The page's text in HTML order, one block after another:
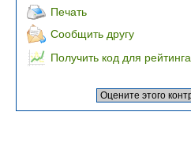
Печать
Сообщить другу
Получить код для рейтинга